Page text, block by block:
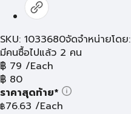
SKU: 1033680จัดจำหน่ายโดย:
มีคนซื้อไปแล้ว 2 คน
฿ 79 /Each
฿ 80
ราคาสุดท้าย*
฿76.63 /Each